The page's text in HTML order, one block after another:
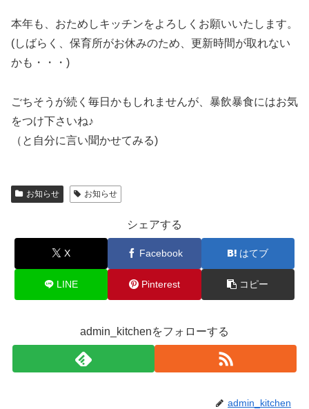
本年も、おためしキッチンをよろしくお願いいたします。
(しばらく、保育所がお休みのため、更新時間が取れない
かも・・・)
ごちそうが続く毎日かもしれませんが、暴飲暴食にはお気
をつけ下さいね♪
（と自分に言い聞かせてみる)
お知らせ お知らせ
シェアする
X Facebook はてブ
LINE Pinterest コピー
admin_kitchenをフォローする
admin_kitchen